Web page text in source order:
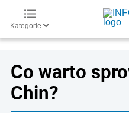
Kategorie
Co warto
Chin?